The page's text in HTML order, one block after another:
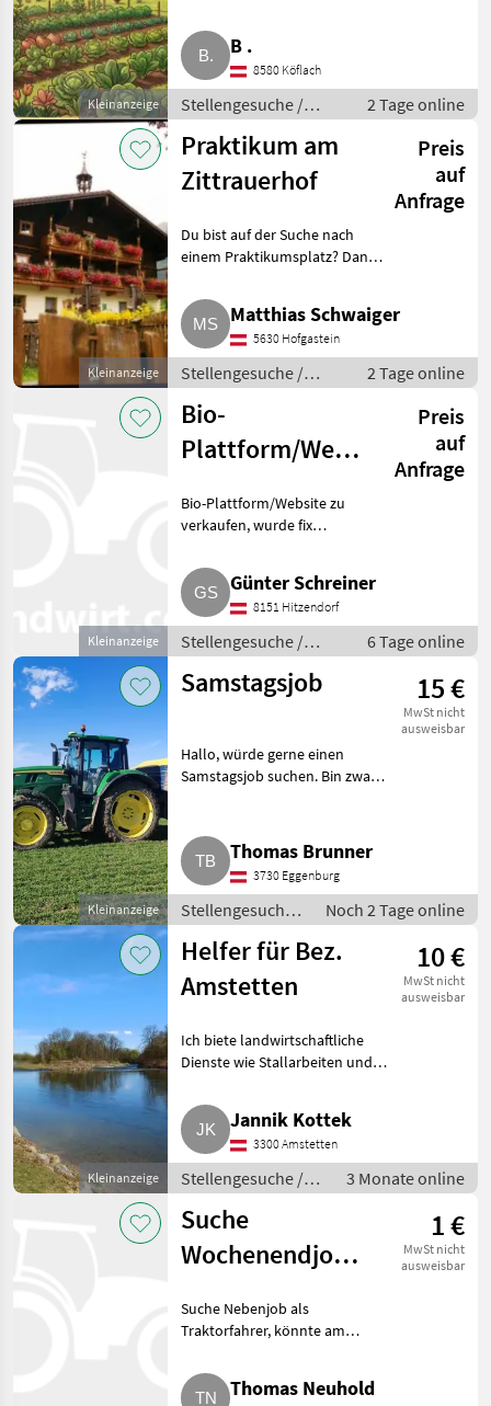
Kleinanzeige
eine zuverlässige Familie aus
dem Bezirk Voitsberg und
suchen einen Bauernhof oder
B .
8580 Köflach
Stellengesuche /
Sonstige
landwirtschaftliche
Tätigkeiten
2 Tage online
Kleinanzeige
Praktikum am
Zittrauerhof
Preis
auf
Anfrage
Du bist auf der Suche nach
einem Praktikumsplatz? Dann
Wir bieten für unseren UAB-
Betrieb auch heuer wieder
Plätze für das Praktikum.
Matthias Schwaiger
5630 Hofgastein
Stellengesuche /
Praktika
2 Tage online
Kleinanzeige
Bio-
Plattform/Website
Preis
auf
Anfrage
Bio-Plattform/Website zu
verkaufen, wurde fix
gestellt, ein Shop ist integriert.
Auf WordPress aufgebaut, keine
Angestellten, geschützt
Günter Schreiner
8151 Hitzendorf
Stellengesuche /
Beratung
6 Tage online
Kleinanzeige
Samstagsjob 15 €
MwSt nicht
ausweisbar
Hallo, würde gerne einen
Samstagsjob suchen. Bin zwar
noch einen Job für Samstag
suchen. Eventuell braucht jema
Thomas Brunner
3730 Eggenburg
Stellengesuche /
Sonstige
landwirtschaftliche
Tätigkeiten
Noch 2 Tage online
Kleinanzeige
Helfer für Bez.
Amstetten
10 €
MwSt nicht
ausweisbar
Ich biete landwirtschaftliche
Dienste wie Stallarbeiten und
Anfrage. Meldet euch. WICHTIG:
Ich bin ein Jugendlicher, der
sich ein weni
Jannik Kottek
3300 Amstetten
Stellengesuche /
Sonstige
landwirtschaftliche
Tätigkeiten
3 Monate online
Suche
Wochenendjob
1 €
MwSt nicht
ausweisbar
Suche Nebenjob als
Traktorfahrer, könnte am
mit großen Maschinen jeglicher
Art vorhanden. Stellengesuche
Thomas Neuhold